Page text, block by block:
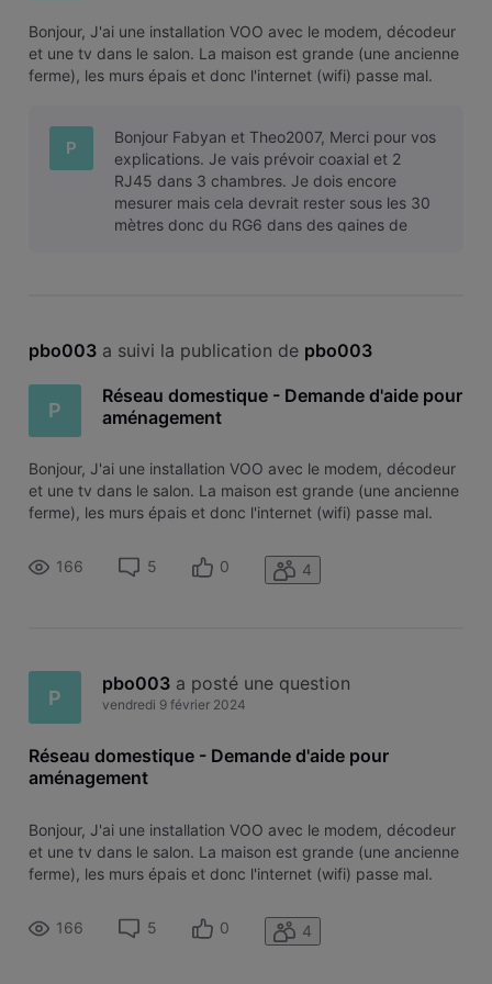
Bonjour, J'ai une installation VOO avec le modem, décodeur
et une tv dans le salon. La maison est grande (une ancienne
ferme), les murs épais et donc l'internet (wifi) passe mal.
brancher intern
P
Bonjour Fabyan et Theo2007, Merci pour vos
explications. Je vais prévoir coaxial et 2
RJ45 dans 3 chambres. Je dois encore
mesurer mais cela devrait rester sous les 30
mètres donc du RG6 dans des gaines de
pbo003 a suivi la publication de pbo003
P
Réseau domestique - Demande d'aide pour
aménagement
Bonjour, J'ai une installation VOO avec le modem, décodeur
et une tv dans le salon. La maison est grande (une ancienne
ferme), les murs épais et donc l'internet (wifi) passe mal.
réseau domestique de façon à avoir la possibilité de
brancher intern
166 5 0 4
P
pbo003 a posté une question
vendredi 9 février 2024
Réseau domestique - Demande d'aide pour
aménagement
Bonjour, J'ai une installation VOO avec le modem, décodeur
et une tv dans le salon. La maison est grande (une ancienne
ferme), les murs épais et donc l'internet (wifi) passe mal.
réseau domestique de façon à avoir la possibilité de
brancher intern
166 5 0 4